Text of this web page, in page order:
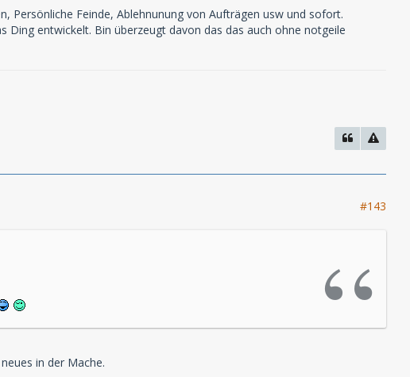
Persönliche Feinde, Ablehnunung von Aufträgen usw und sofort.
entwickelt. Bin überzeugt davon das das auch ohne notgeile
#143
in der Mache.